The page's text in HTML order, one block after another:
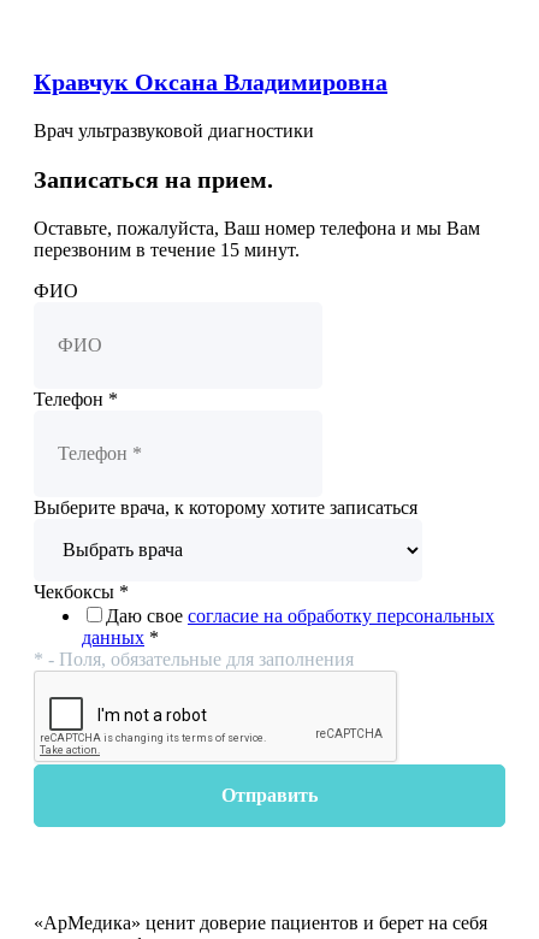
Кравчук Оксана Владимировна
Врач ультразвуковой диагностики
Записаться на прием.
Оставьте, пожалуйста, Ваш номер телефона и мы Вам
перезвоним в течение 15 минут.
ФИО
Телефон *
Выберите врача, к которому хотите записаться
Чекбоксы *
Даю свое согласие на обработку персональных
данных *
* - Поля, обязательные для заполнения
Отправить
«АрМедика» ценит доверие пациентов и берет на себя